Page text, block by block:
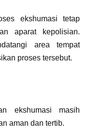
ekshumasi tetap
aparat kepolisian.
area tempat
proses tersebut.
ekshumasi masih
aman dan tertib.